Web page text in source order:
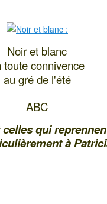
Noir et blanc
toute connivence
au gré de l'été
ABC
qui
à